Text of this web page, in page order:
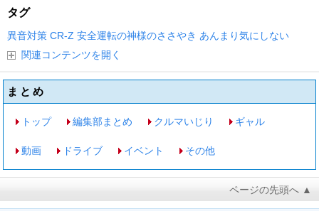
タグ
異音対策 CR-Z 安全運転の神様のささやき あんまり気にしない
関連コンテンツを開く
まとめ
トップ 編集部まとめ クルマいじり ギャル
動画 ドライブ イベント その他
ページの先頭へ ▲